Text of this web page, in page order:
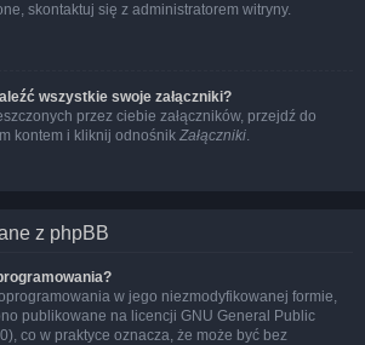
skontaktuj się z administratorem witryny.
wszystkie swoje załączniki?
przez ciebie załączników, przejdź do
kontem i kliknij odnośnik Załączniki.
z phpBB
w jego niezmodyfikowanej formie,
publikowane na licencji GNU General Public
co w praktyce oznacza, że może być bez